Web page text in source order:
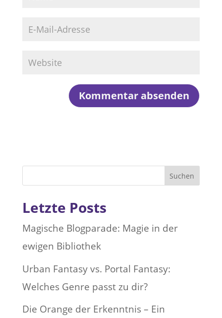
Suchen
Letzte Posts
Magische Blogparade: Magie in der
ewigen Bibliothek
Urban Fantasy vs. Portal Fantasy:
Welches Genre passt zu dir?
Die Orange der Erkenntnis – Ein